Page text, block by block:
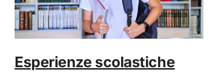
Esperienze scolastiche